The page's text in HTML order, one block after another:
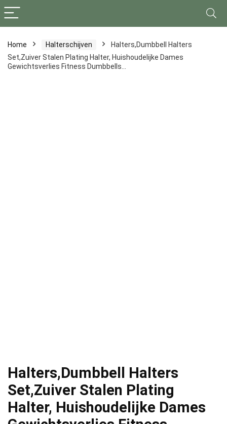
Home Halterschijven
Halters,Dumbbell Halters
Set,Zuiver Stalen Plating Halter, Huishoudelijke Dames
Gewichtsverlies Fitness Dumbbells…
Halters,Dumbbell Halters
Set,Zuiver Stalen Plating
Halter, Huishoudelijke Dames